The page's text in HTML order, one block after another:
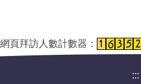
網頁拜訪人數計數器：
:::